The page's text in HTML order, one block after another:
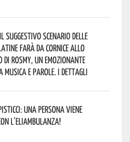
suggestivo scenario delle
farà da cornice allo
Rosmy, un emozionante
musica e parole. I dettagli
una persona viene
l’eliambulanza!